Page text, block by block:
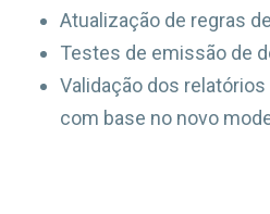
Atualização de regras
Testes de emissão de
Validação dos
com base no novo